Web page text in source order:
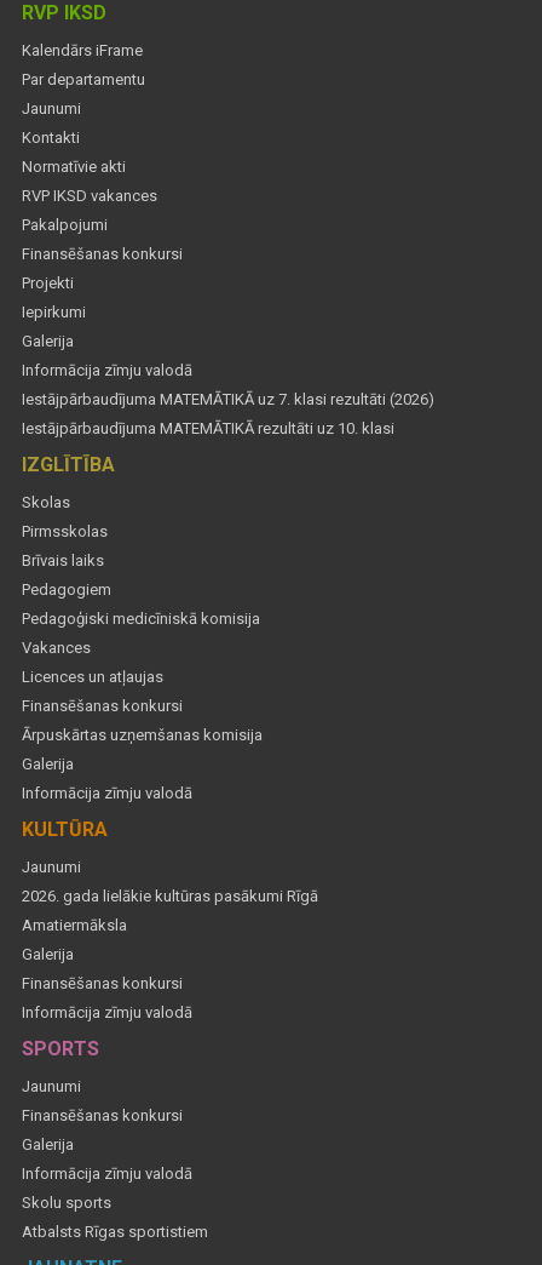
RVP IKSD
Kalendārs iFrame
Par departamentu
Jaunumi
Kontakti
Normatīvie akti
RVP IKSD vakances
Pakalpojumi
Finansēšanas konkursi
Projekti
Iepirkumi
Galerija
Informācija zīmju valodā
Iestājpārbaudījuma MATEMĀTIKĀ uz 7. klasi rezultāti (2026)
Iestājpārbaudījuma MATEMĀTIKĀ rezultāti uz 10. klasi
IZGLĪTĪBA
Skolas
Pirmsskolas
Brīvais laiks
Pedagogiem
Pedagoģiski medicīniskā komisija
Vakances
Licences un atļaujas
Finansēšanas konkursi
Ārpuskārtas uzņemšanas komisija
Galerija
Informācija zīmju valodā
KULTŪRA
Jaunumi
2026. gada lielākie kultūras pasākumi Rīgā
Amatiermāksla
Galerija
Finansēšanas konkursi
Informācija zīmju valodā
SPORTS
Jaunumi
Finansēšanas konkursi
Galerija
Informācija zīmju valodā
Skolu sports
Atbalsts Rīgas sportistiem